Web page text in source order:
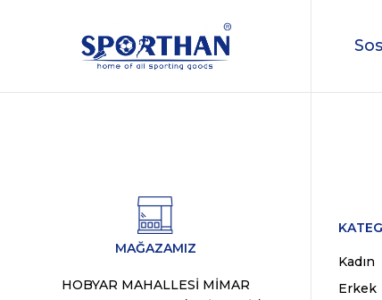
MAĞAZAMIZ
HOBYAR MAHALLESİ MİMAR
Kadın
Erkek